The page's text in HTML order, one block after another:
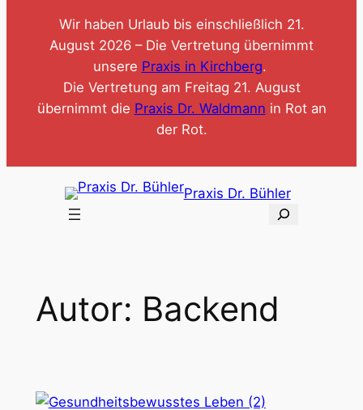
Wir haben Urlaub bis einschließlich 21.
August 2026 – Die Vertretung übernimmt
unsere Praxis in Kirchberg.
Die Vertretung am Freitag 21. August
übernimmt die Praxis Dr. Waldmann in Rot an
der Rot.
Praxis Dr. Bühler
n
Autor: Backend